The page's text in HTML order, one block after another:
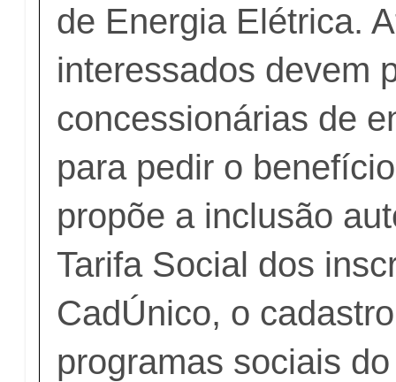
de Energia Elétrica.
interessados devem
concessionárias de
para pedir o
propõe a inclusão
Tarifa Social dos
CadÚnico, o
programas sociais